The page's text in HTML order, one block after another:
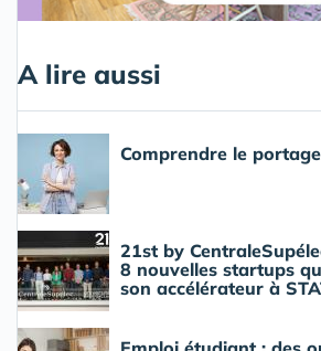
A lire aussi
Comprendre le
21st by
8 nouvelles startups
son accélérateur à